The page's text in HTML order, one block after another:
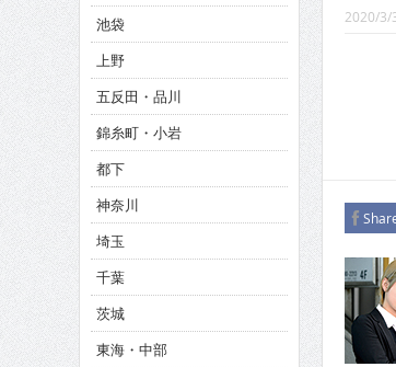
CINEMA×STYLE
CINEMA×STYLE
CINEMA×STYLE
CINEMA×STYLE
CINEMA×STYLE
2020/3/
池袋
上野
五反田・品川
錦糸町・小岩
都下
神奈川
埼玉
千葉
茨城
東海・中部